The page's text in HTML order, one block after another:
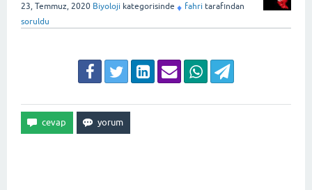
23, Temmuz, 2020 Biyoloji kategorisinde ♦ fahri tarafından
soruldu